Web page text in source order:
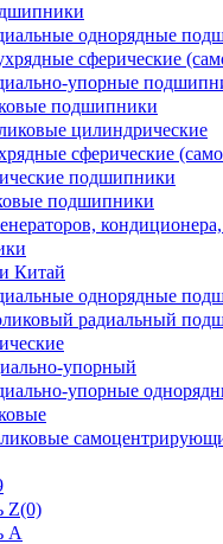
однорядные
сферические
упорные
подшипники
цилиндрические
сферические
подшипники
подшипники
Китай
однорядные
радиальный
упорный
упорные
Z(0)
А